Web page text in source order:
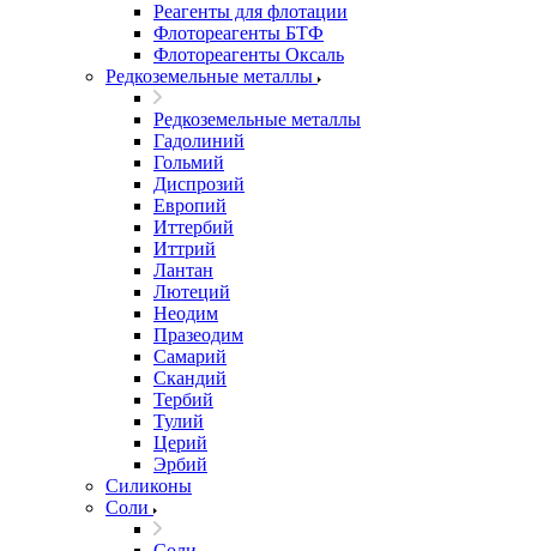
Реагенты для флотации
Флотореагенты БТФ
Флотореагенты Оксаль
Редкоземельные металлы
Редкоземельные металлы
Гадолиний
Гольмий
Диспрозий
Европий
Иттербий
Иттрий
Лантан
Лютеций
Неодим
Празеодим
Самарий
Скандий
Тербий
Тулий
Церий
Эрбий
Силиконы
Соли